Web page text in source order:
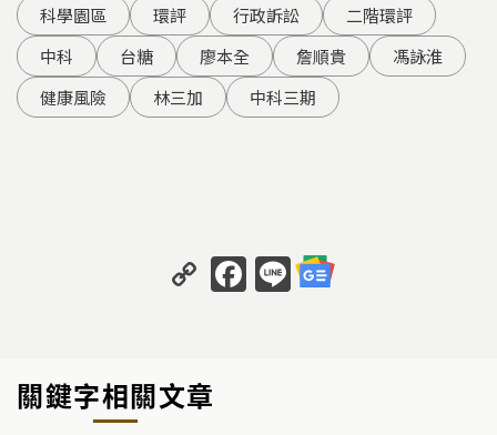
科學園區 環評 行政訴訟
二階環評
中科
台糖 廖本全 詹順貴
馮詠淮
健康風險
林三加 中科三期
C
o
y
Li
F
a
Li
n
關鍵字相關文章